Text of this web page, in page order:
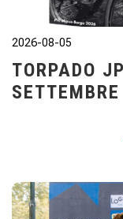
2026-08-05
TORPADO
SETTEMBRE